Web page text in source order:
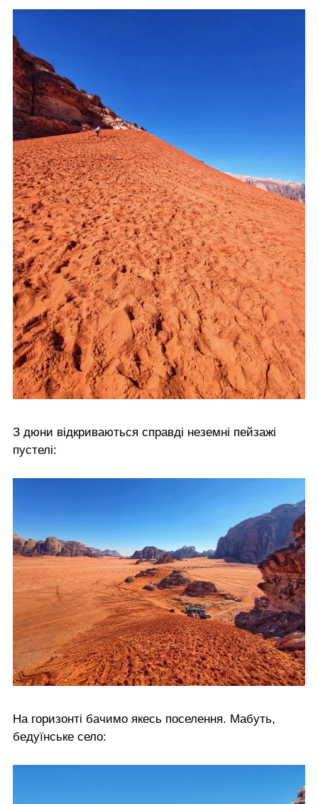
З дюни відкриваються справді неземні пейзажі
пустелі:
На горизонті бачимо якесь поселення. Мабуть,
бедуїнське село: